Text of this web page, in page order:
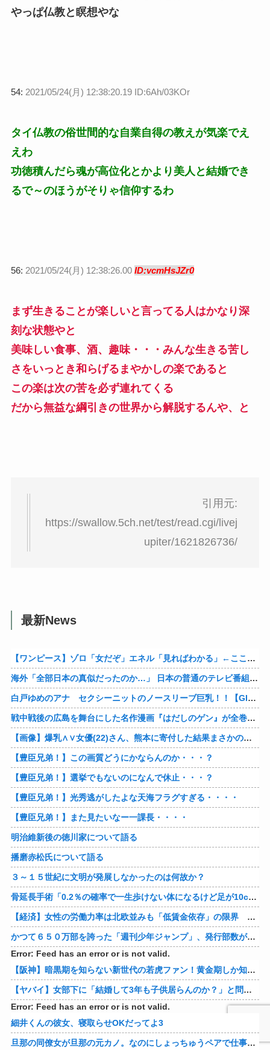
やっぱ仏教と瞑想やな
54: 2021/05/24(月) 12:38:20.19 ID:6Ah/03KOr
タイ仏教の俗世間的な自業自得の教えが気楽でえ
えわ
功徳積んだら魂が高位化とかより美人と結婚でき
るで～のほうがそりゃ信仰するわ
56: 2021/05/24(月) 12:38:26.00 ID:vcmHsJZr0
まず生きることが楽しいと言ってる人はかなり深
刻な状態やと
美味しい食事、酒、趣味・・・みんな生きる苦し
さをいっとき和らげるまやかしの楽であると
この楽は次の苦を必ず連れてくる
だから無益な綱引きの世界から解脱するんや、と
引用元:
https://swallow.5ch.net/test/read.cgi/livej
upiter/1621826736/
最新News
【ワンピース】ゾロ「女だぞ」エネル「見ればわかる」←ここ好きすぎるｗｗｗｗｗｗｗｗｗｗｗｗｗ
海外「全部日本の真似だったのか…」 日本の普通のテレビ番組が最新SNSの数十年先を行っていたと話題に
白戸ゆめのアナ セクシーニットのノースリーブ巨乳！！【GIF動画あり】
戦中戦後の広島を舞台にした名作漫画『はだしのゲン』が全巻50％オフで買える激安セール開催！！このチャンスを見逃すな！！
【画像】爆乳∧∨女優(22)さん、熊本に寄付した結果まさかの事態に・・・・・・
【豊臣兄弟！】この画質どうにかならんのか・・・？
【豊臣兄弟！】選挙でもないのになんで休止・・・？
【豊臣兄弟！】光秀逃がしたよな天海フラグすぎる・・・・
【豊臣兄弟！】また見たいなー一課長・・・・
明治維新後の徳川家について語る
播磨赤松氏について語る
３～１５世紀に文明が発展しなかったのは何故か？
骨延長手術「0.2％の確率で一生歩けない体になるけど足が10cm伸びます」←コスパ良すぎるだろ
【経済】女性の労働力率は北欧並みも「低賃金依存」の限界 団塊世代の完全引退で、企業が迫られる“最後の選択”
かつて６５０万部を誇った「週刊少年ジャンプ」、発行部数が初の100万部割れ
Error: Feed has an error or is not valid.
【阪神】暗黒期を知らない新世代の若虎ファン！黄金期しか知らない現代のファン事情と驚きのリアル
【ヤバイ】女部下に「結婚して3年も子供居らんのか？」と問い詰めた結果ｗｗｗｗ 他
Error: Feed has an error or is not valid.
細井くんの彼女、寝取らせOKだってよ3
旦那の同僚女が旦那の元カノ。なのにしょっちゅうペアで仕事してて遅くまで残業したり二人で出張に行ったり。なんで「今度の出張は一人で行く」って嘘つくのかな